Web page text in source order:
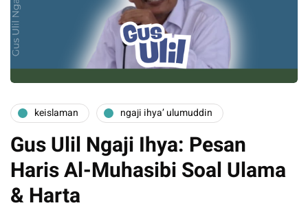
keislaman ngaji ihya’ ulumuddin
Gus Ulil Ngaji Ihya: Pesan
Haris Al-Muhasibi Soal Ulama
& Harta